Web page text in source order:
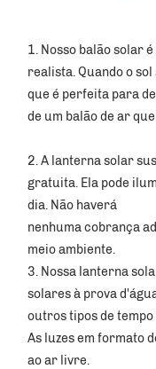
1. Nosso balão solar
realista. Quando o
que é perfeita para
de um balão de ar
2. A lanterna solar
gratuita. Ela pode
dia. Não haverá
nenhuma cobrança
meio ambiente.
3. Nossa lanterna
solares à prova
outros tipos de tempo
As luzes em formato
ao ar livre.